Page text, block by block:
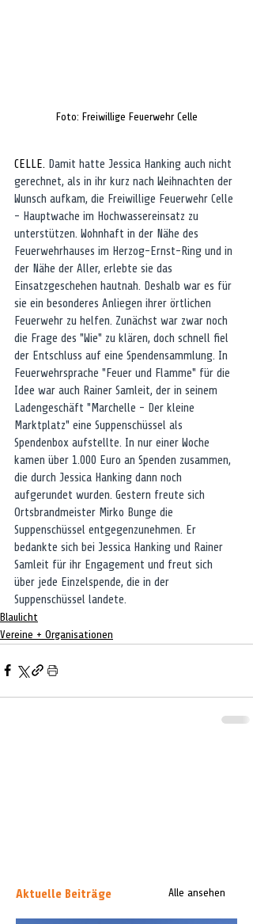
Foto: Freiwillige Feuerwehr Celle
CELLE. Damit hatte Jessica Hanking auch nicht
gerechnet, als in ihr kurz nach Weihnachten der
Wunsch aufkam, die Freiwillige Feuerwehr Celle
- Hauptwache im Hochwassereinsatz zu
unterstützen. Wohnhaft in der Nähe des
Feuerwehrhauses im Herzog-Ernst-Ring und in
der Nähe der Aller, erlebte sie das
Einsatzgeschehen hautnah. Deshalb war es für
sie ein besonderes Anliegen ihrer örtlichen
Feuerwehr zu helfen. Zunächst war zwar noch
die Frage des "Wie" zu klären, doch schnell fiel
der Entschluss auf eine Spendensammlung. In
Feuerwehrsprache "Feuer und Flamme" für die
Idee war auch Rainer Samleit, der in seinem
Ladengeschäft "Marchelle - Der kleine
Marktplatz" eine Suppenschüssel als
Spendenbox aufstellte. In nur einer Woche
kamen über 1.000 Euro an Spenden zusammen,
die durch Jessica Hanking dann noch
aufgerundet wurden. Gestern freute sich
Ortsbrandmeister Mirko Bunge die
Suppenschüssel entgegenzunehmen. Er
bedankte sich bei Jessica Hanking und Rainer
Samleit für ihr Engagement und freut sich
über jede Einzelspende, die in der
Suppenschüssel landete.
Blaulicht
Vereine + Organisationen
Aktuelle Beiträge Alle ansehen